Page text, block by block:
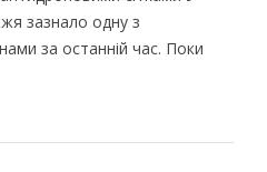
зазнало одну з
за останній час. Поки